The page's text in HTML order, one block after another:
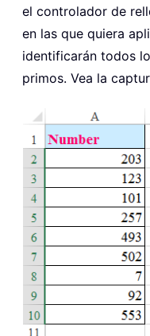
el controlador de
en las que quiera
identificarán todos
primos. Vea la